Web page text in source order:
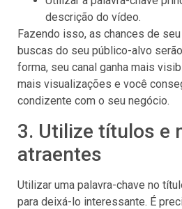
descrição do vídeo.
Fazendo isso, as chances de
buscas do seu público-alvo
forma, seu canal ganha mais
mais visualizações e você
condizente com o seu negócio.
3. Utilize títulos e
atraentes
Utilizar uma palavra-chave no
para deixá-lo interessante. É